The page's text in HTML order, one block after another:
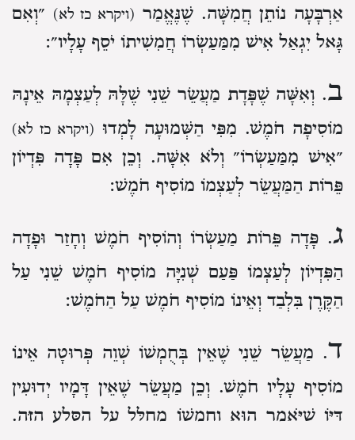
אַרְבָּעָה נוֹתֵן חֲמִשָּׁה. שֶׁנֶּאֱמַר (ויקרא כז לא) ״וְאִם
גָּאל יִגְאַל אִישׁ מִמַּעַשְׂרוֹ חֲמִשִׁיתוֹ יֹסֵף עָלָיו״:
ב. וְאִשָּׁה שֶׁפָּדָת מַעֲשֵׂר שֵׁנִי שֶׁלָּהּ לְעַצְמָהּ אֵינָהּ
מוֹסִיפָה חֹמֶשׁ. מִפִּי הַשְּׁמוּעָה לָמְדוּ (ויקרא כז לא)
״אִישׁ מִמַּעַשְׂרוֹ״ וְלֹא אִשָּׁה. וְכֵן אִם פָּדָה פִּדְיוֹן
פֵּרוֹת הַמַּעֲשֵׂר לְעַצְמוֹ מוֹסִיף חֹמֶשׁ:
ג. פָּדָה פֵּרוֹת מַעַשְׂרוֹ וְהוֹסִיף חֹמֶשׁ וְחָזַר וּפָדָה
הַפִּדְיוֹן לְעַצְמוֹ פַּעַם שְׁנִיָּה מוֹסִיף חֹמֶשׁ שֵׁנִי עַל
הַקֶּרֶן בִּלְבַד וְאֵינוֹ מוֹסִיף חֹמֶשׁ עַל הַחֹמֶשׁ:
ד. מַעֲשֵׂר שֵׁנִי שֶׁאֵין בְּחֻמְשׁוֹ שְׁוֵה פְּרוּטָה אֵינוֹ
מוֹסִיף עָלָיו חֹמֶשׁ. וְכֵן מַעֲשֵׂר שֶׁאֵין דָּמָיו יְדוּעִין
דַּיּוֹ שֶׁיֹּאמַר הוּא וְחֻמְשׁוֹ מְחֻלָּל עַל הַסֶּלַע הַזֶּה.